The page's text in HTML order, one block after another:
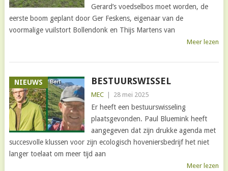
Gerard’s voedselbos moet worden, de
eerste boom geplant door Ger Feskens, eigenaar van de
voormalige vuilstort Bollendonk en Thijs Martens van
Meer lezen
NIEUWS BESTUURSWISSEL
MEC 28 mei 2025
Er heeft een bestuurswisseling
plaatsgevonden. Paul Bluemink heeft
aangegeven dat zijn drukke agenda met
succesvolle klussen voor zijn ecologisch hoveniersbedrijf het niet
langer toelaat om meer tijd aan
Meer lezen